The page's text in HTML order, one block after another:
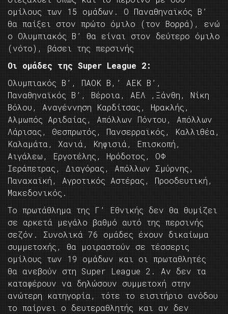
ομίλους των 15 ομάδων. Ο Παναθηναϊκός Β’
θα παίξει στον πρώτο όμιλο (τον Βορρά), ενώ
ο Ολυμπιακός Β’ θα είναι στον δεύτερο όμιλο
(νότο), βάσει της περσινής
Οι ομάδες της Super League 2:
Ολυμπιακός Β’, ΠΑΟΚ Β,’ ΑΕΚ Β’,
Παναθηναϊκός Β’, Βέροια, ΑΕΛ ,Ξάνθη, Νίκη
Βόλου, Αναγέννηση Καρδίτσας, Ηρακλής,
Αλμωπός Αριδαίας, Απόλλων Πόντου, Απόλλων
Λάρισας, Θεσπρωτός, Πανσερραϊκός, Καλλιθέα,
Καλαμάτα, Χανιά, Κηφισιά, Επισκοπή,
Αιγάλεω, Εργοτέλης, Ηρόδοτος, ΟΦ
Ιεράπετρας, Διαγόρας, Απόλλων Σμύρνης,
Παναχαϊκή, Αγροτικός Αστέρας, Προοδευτική,
Μακεδονικός.
Το πρωτάθλημα της Γ’ Εθνικής δεν θα θυμίζει
σε αρκετά μεγάλο βαθμό αυτό της περσινής
σεζόν. Συνολικά 76 ομάδες έχουν δικαίωμα
συμμετοχής, θα μοιραστούν σε τέσσερις
ομίλους των 19 ομάδων και οι πρωταθλητές
θα ανεβούν στη Super League 2. Αν δεν τα
καταφέρουν να δηλώσουν συμμετοχή στην
ανώτερη κατηγορία, τότε το εισιτήριο ανόδου
το παίρνει ο δευτεραθλητής και αν δεν